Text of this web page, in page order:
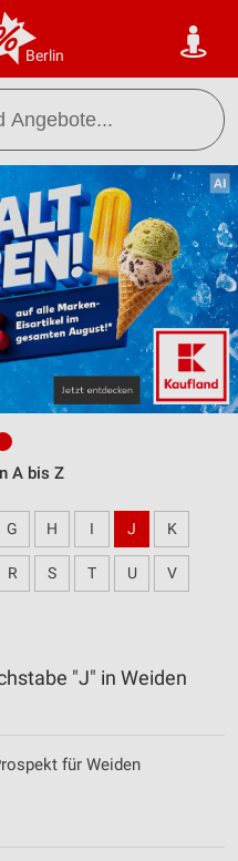
Berlin
A bis Z
G H I J K
R S T U V
"J" in Weiden
für Weiden